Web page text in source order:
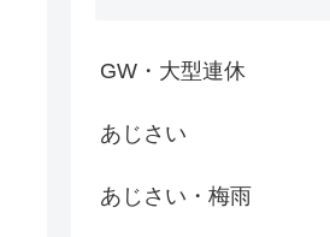
GW・大型連休
あじさい
あじさい・梅雨